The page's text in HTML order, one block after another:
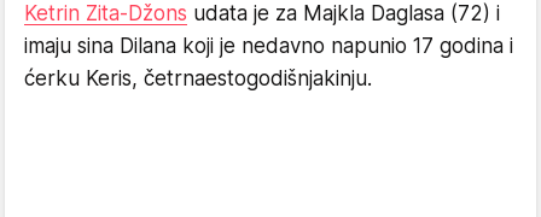
Ketrin Zita-Džons udata je za Majkla Daglasa (72) i
imaju sina Dilana koji je nedavno napunio 17 godina i
ćerku Keris, četrnaestogodišnjakinju.